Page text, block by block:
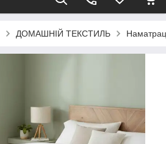
ДОМАШНІЙ ТЕКСТИЛЬ